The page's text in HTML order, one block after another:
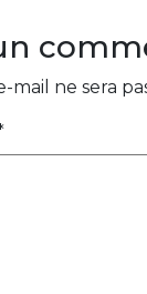
mail ne sera